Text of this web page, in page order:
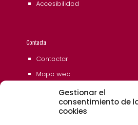
Gestionar el
consentimiento de
cookies
Accesibilidad
Contacta
Contactar
Mapa web